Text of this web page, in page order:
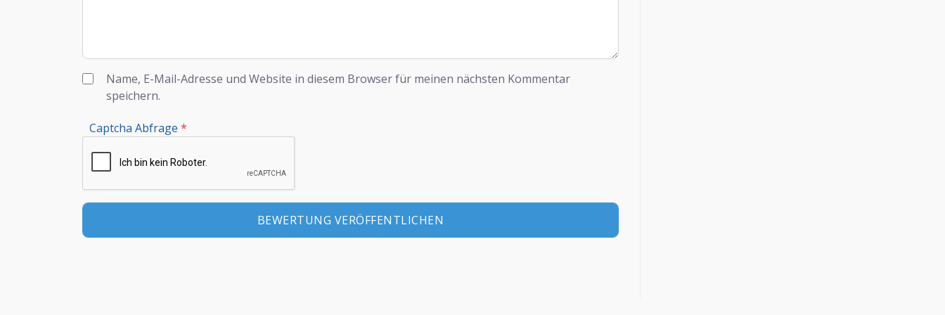
Name, E-Mail-Adresse und Website in diesem Browser für meinen nächsten Kommentar
speichern.
Captcha Abfrage *